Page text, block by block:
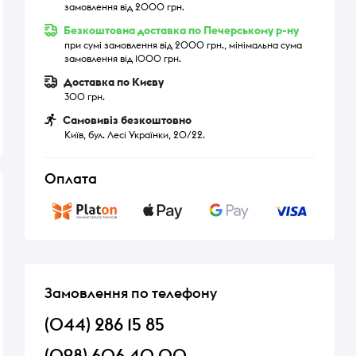
замовлення від 2000 грн.
Безкоштовна доставка по Печерському р-ну
при сумі замовлення від 2000 грн., мінімальна сума
замовлення від 1000 грн.
Доставка по Києву
300 грн.
Самовивіз безкоштовно
Київ, бул. Лесі Українки, 20/22.
Оплата
Замовлення по телефону
(044) 286 15 85